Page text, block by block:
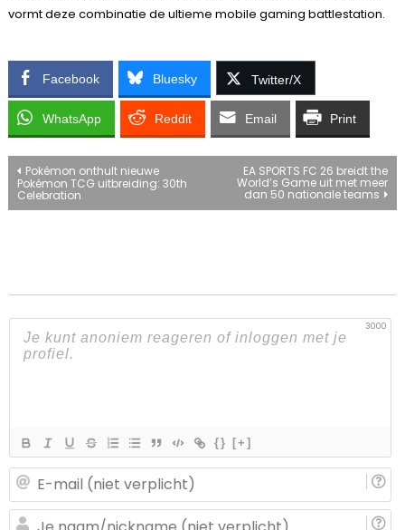
vormt deze combinatie de ultieme mobile gaming battlestation.
Facebook Bluesky Twitter/X
WhatsApp Reddit Email Print
Bericht
navigatie
Pokémon onthult nieuwe
Pokémon TCG uitbreiding: 30th
Celebration
EA SPORTS FC 26 breidt the
World’s Game uit met meer
dan 50 nationale teams
3000
{} [+]